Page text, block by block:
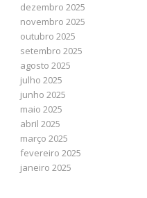
dezembro 2025
novembro 2025
outubro 2025
setembro 2025
agosto 2025
julho 2025
junho 2025
maio 2025
abril 2025
março 2025
fevereiro 2025
janeiro 2025